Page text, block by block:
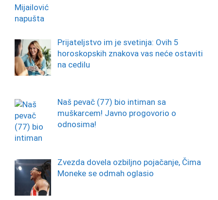
Prijateljstvo im je svetinja: Ovih 5
horoskopskih znakova vas neće ostaviti
na cedilu
Naš pevač (77) bio intiman sa
muškarcem! Javno progovorio o
odnosima!
Zvezda dovela ozbiljno pojačanje, Čima
Moneke se odmah oglasio